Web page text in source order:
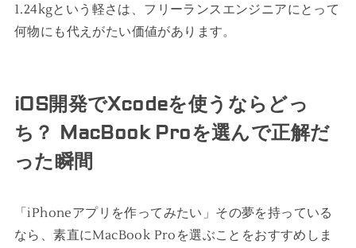
1.24kgという軽さは、フリーランスエンジニアにとって
何物にも代えがたい価値があります。
iOS開発でXcodeを使うならどっ
ち？ MacBook Proを選んで正解だ
った瞬間
「iPhoneアプリを作ってみたい」その夢を持っている
なら、素直にMacBook Proを選ぶことをおすすめしま